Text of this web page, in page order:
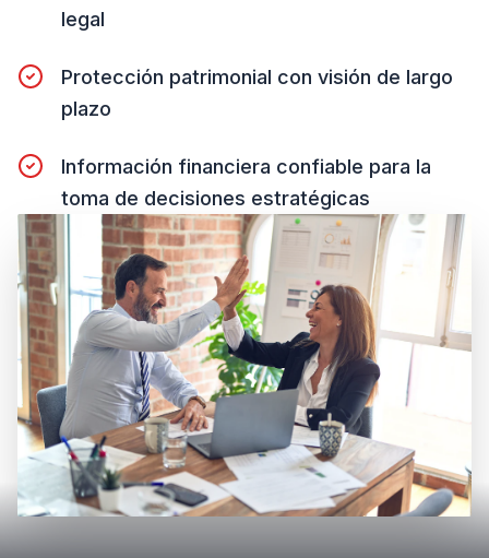
legal
Protección patrimonial con visión de largo
plazo
Información financiera confiable para la
toma de decisiones estratégicas